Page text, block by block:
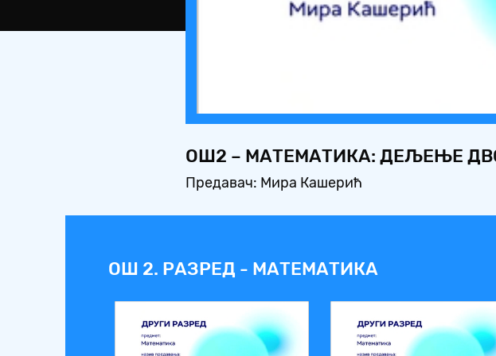
ОШ2 – МАТЕМАТИКА: ДЕЉЕЊЕ
Предавач: Мира Кашерић
ОШ 2. РАЗРЕД - МАТЕМАТИКА